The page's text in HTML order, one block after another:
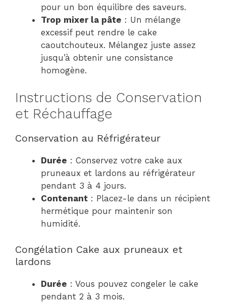
pour un bon équilibre des saveurs.
Trop mixer la pâte : Un mélange
excessif peut rendre le cake
caoutchouteux. Mélangez juste assez
jusqu’à obtenir une consistance
homogène.
Instructions de Conservation
et Réchauffage
Conservation au Réfrigérateur
Durée : Conservez votre cake aux
pruneaux et lardons au réfrigérateur
pendant 3 à 4 jours.
Contenant : Placez-le dans un récipient
hermétique pour maintenir son
humidité.
Congélation Cake aux pruneaux et
lardons
Durée : Vous pouvez congeler le cake
pendant 2 à 3 mois.